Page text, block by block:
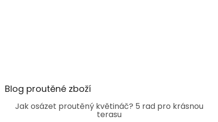
Blog proutěné zboží
Jak osázet proutěný květináč? 5 rad pro krásnou
terasu